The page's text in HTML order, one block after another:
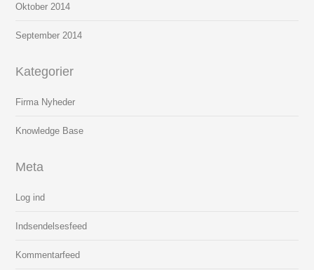
Oktober 2014
September 2014
Kategorier
Firma Nyheder
Knowledge Base
Meta
Log ind
Indsendelsesfeed
Kommentarfeed